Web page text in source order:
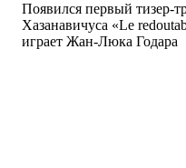
Появился первый тизер-
Хазанавичуса «Le
играет Жан-Люка Годара